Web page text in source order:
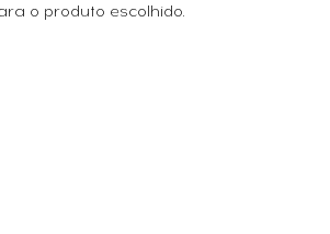
o produto escolhido.